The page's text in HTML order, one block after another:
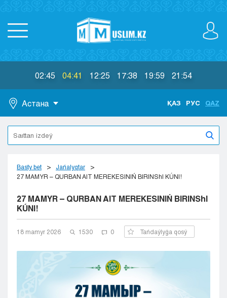
02:45 04:41 12:25 17:38 19:59 21:54
Астана
Astana
Almaty
Aktobe
Atyraý
Karaganda
Kokshetaý
Kyzylorda
ҚАЗ РУС QAZ
Basty bet
Jańalyqtar
27 MAMYR – QURBAN AIT MEREKESINIŃ BIRINShI KÚNI!
27 MAMYR – QURBAN AIT MEREKESINIŃ BIRINShI
KÚNI!
18 mamyr 2026 1530 0 Tańdaýlyǵa qosý